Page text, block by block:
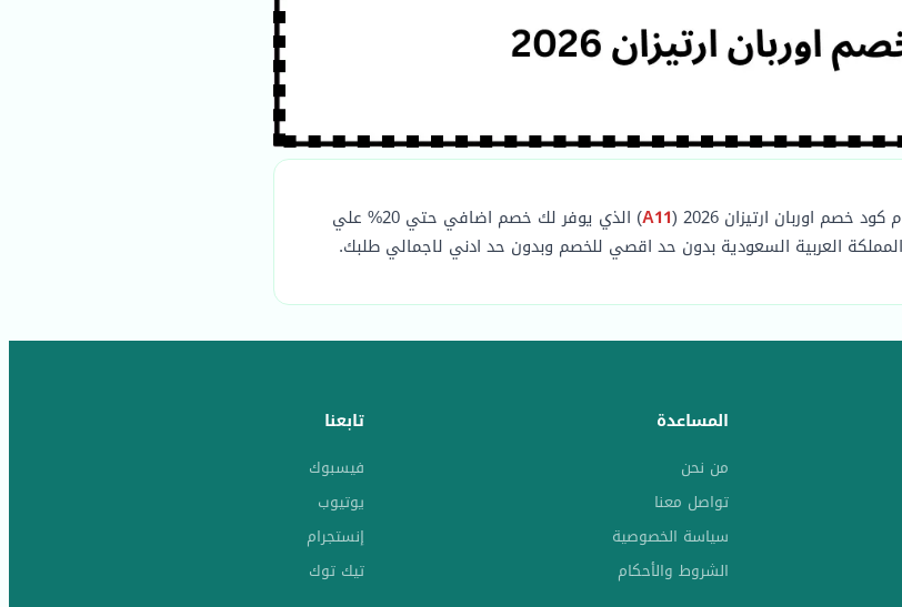
A11
) الذي يوفر لك خصم اضافي حتي 20% علي
العربية السعودية بدون حد اقصي للخصم وبدون حد ادني لاجمالي طلبك.
المساعدة
من نحن
تواصل معنا
سياسة الخصوصية
الشروط والأحكام
تابعنا
فيسبوك
يوتيوب
إنستجرام
تيك توك